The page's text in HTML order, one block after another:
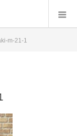
m-21-1